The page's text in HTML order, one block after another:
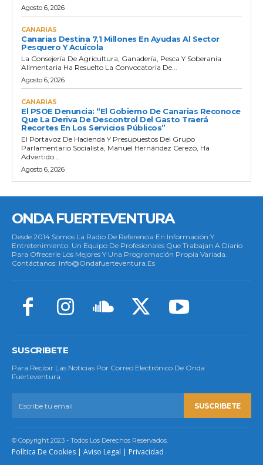
Agosto 6, 2026
CANARIAS
Canarias Destina 7,1 Millones En Ayudas Al Sector
Pesquero Y Acuícola
La Consejería De Agricultura, Ganadería, Pesca Y Soberanía
Alimentaria Ha Resuelto La Convocatoria De...
Agosto 6, 2026
CANARIAS
El PSOE Denuncia: “El Gobierno De Canarias Reconoce
Que La Deriva De Descontrol Del Gasto Traerá
Recortes En Los Servicios Públicos”
El Portavoz De Hacienda Y Presupuestos Del Grupo
Parlamentario Socialista, Manuel Hernández Cerezo, Ha
Advertido...
Agosto 6, 2026
ONDA FUERTEVENTURA
Desde 2014 Somos La Radio De Referencia En Información Y
Entretenimiento. Un Equipo De Profesionales Que Trabajan A Diario
Para Ofrecerle Los Mejores Y Una Programación Propia Variada.
Contáctanos: Info@ondafuerteventura.es
SUSCRIBETE
Para Recibir Las Noticias Por Correo Electrónico De Onda
Fuerteventura.
SUSCRIBETE
© Copyright 2023 - Todos Los Derechos Reservados.
Política De Cookies | Aviso Legal | Privacidad